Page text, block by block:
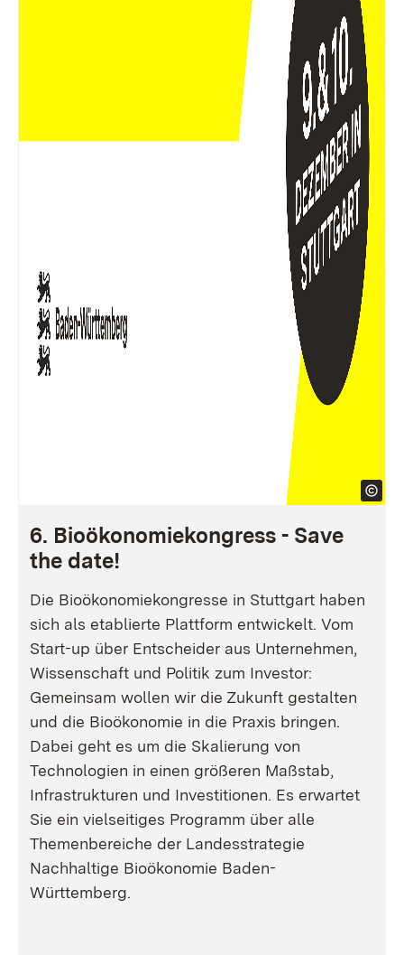
6. Bioökonomiekongress - Save
the date!
Die Bioökonomiekongresse in Stuttgart haben
sich als etablierte Plattform entwickelt. Vom
Start-up über Entscheider aus Unternehmen,
Wissenschaft und Politik zum Investor:
Gemeinsam wollen wir die Zukunft gestalten
und die Bioökonomie in die Praxis bringen.
Dabei geht es um die Skalierung von
Technologien in einen größeren Maßstab,
Infrastrukturen und Investitionen. Es erwartet
Sie ein vielseitiges Programm über alle
Themenbereiche der Landesstrategie
Nachhaltige Bioökonomie Baden-
Württemberg.